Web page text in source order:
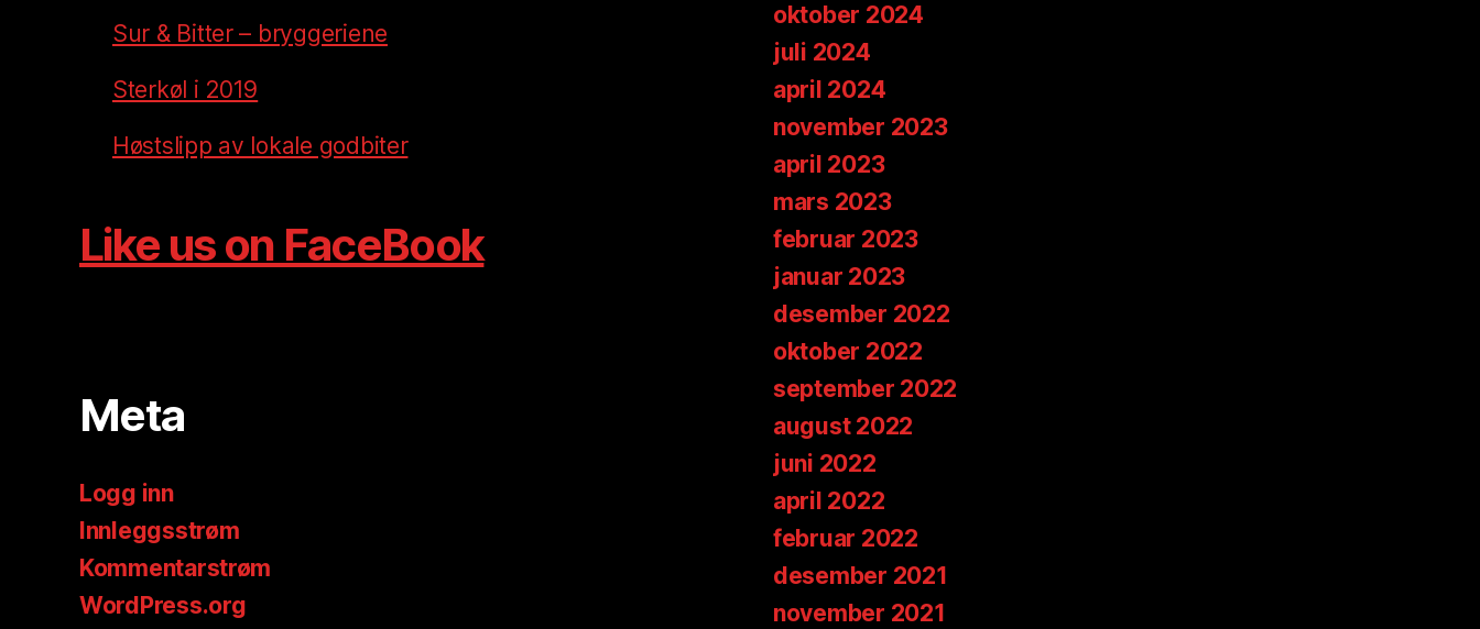
Sur & Bitter – bryggeriene
Sterkøl i 2019
Høstslipp av lokale godbiter
Like us on FaceBook
Meta
Logg inn
Innleggsstrøm
Kommentarstrøm
WordPress.org
oktober 2024
juli 2024
april 2024
november 2023
april 2023
mars 2023
februar 2023
januar 2023
desember 2022
oktober 2022
september 2022
august 2022
juni 2022
april 2022
februar 2022
desember 2021
november 2021